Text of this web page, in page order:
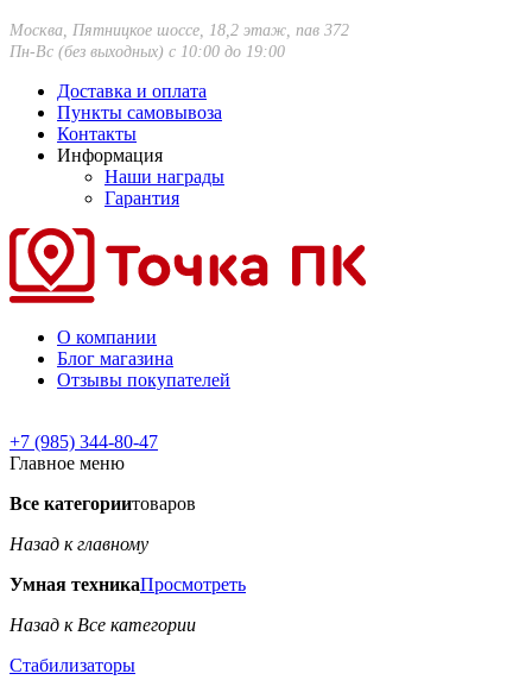
Москва, Пятницкое шоссе, 18,2 этаж, пав 372
Пн-Вс (без выходных) с 10:00 до 19:00
Доставка и оплата
Пункты самовывоза
Контакты
Информация
Наши награды
Гарантия
О компании
Блог магазина
Отзывы покупателей
+7 (985) 344-80-47
Главное меню
Все категориитоваров
Назад к главному
Умная техникаПросмотреть
Назад к Все категории
Стабилизаторы